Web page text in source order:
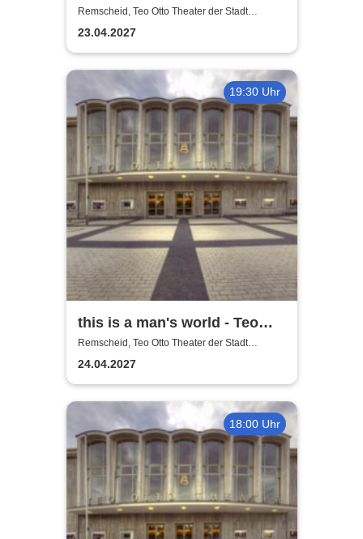
Remscheid, Teo Otto Theater der Stadt
Remscheid
23.04.2027
19:30 Uhr
this is a man's world - Teo
Otto Theater
Remscheid, Teo Otto Theater der Stadt
Remscheid
24.04.2027
18:00 Uhr